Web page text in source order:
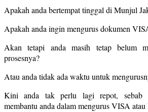
Apakah anda bertempat tinggal di Munjul
Apakah anda ingin mengurus dokumen
Akan tetapi anda masih tetap belum
prosesnya?
Atau anda tidak ada waktu untuk
Kini anda tak perlu lagi repot, sebab
membantu anda dalam mengurus VISA